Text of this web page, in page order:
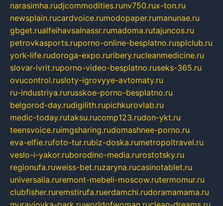
narasimha.rudjcommodities.runv750.rux-ton.ru
newsplain.rucardvoice.rumodopaper.rumanunae.ru
gbget.rualfeihavsalnassr.rumadoma.rutajuncos.ru
petrovkasports.ruporno-online-besplatno.rusplclub.ru
york-life.rudoroga-expo.ruribery.rucleanmedicine.ru
slovar-ivrit.ruporno-video-besplatno.ruseks-365.ru
ovucontrol.rusloty-igrovyye-avtomaty.ru
ru-industriya.rurusskoe-porno-besplatno.ru
belgorod-day.rudigilith.rupichkurovlab.ru
medic-today.rutaksu.rucomp123.rudon-ykt.ru
teensvoice.ruimgsharing.rudomashnee-porno.ru
eva-elfie.rufoto-tur.rubiz-doska.rumetropoltravel.ru
veslo-i-yakor.ruborodino-media.rurostotsky.ru
regionufa.ruweiss-bet.ruzaryna.rucasinotablet.ru
universalia.ruremont-mebeli-moscow.rutermomur.ru
clubfisher.ruremstirufa.ruerdamchi.rudoramamama.ru